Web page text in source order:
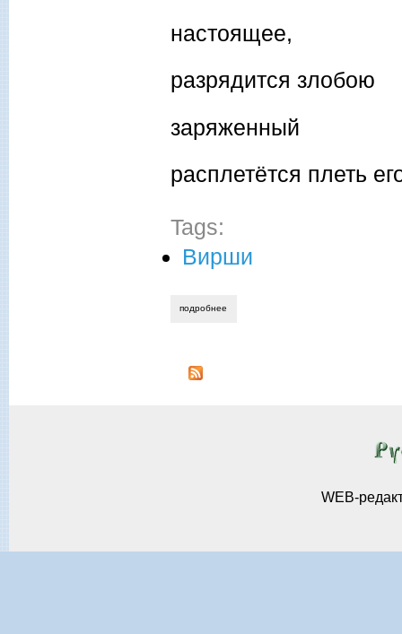
настоящее,
разрядится злобою
заряженный
расплетётся плеть
Tags:
Вирши
подробнее
WEB-